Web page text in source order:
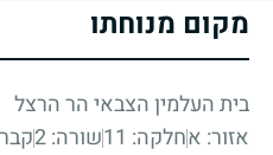
מקום מנוחתו
בית העלמין הצבאי הר הרצל
אזור: אחלקה: 11 שורה: 2 קבר: